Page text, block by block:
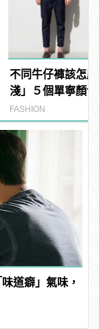
不同牛仔褲該怎
淺」５個單寧顏
FASHION
道癖」氣味，